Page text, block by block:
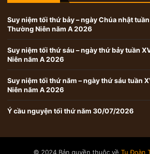
Suy niệm tối thứ bảy – ngày Chúa nhật
Thường Niên năm A 2026
Suy niệm tối thứ sáu – ngày thứ bảy tuần
Niên năm A 2026
Suy niệm tối thứ năm – ngày thứ sáu tuần
Niên năm A 2026
Ý cầu nguyện tối thứ năm 30/07/2026
© 2024 Bản quyền thuộc về Tu Đoàn